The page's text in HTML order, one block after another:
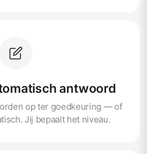
antwoord
op ter goedkeuring — of
Jij bepaalt het niveau.